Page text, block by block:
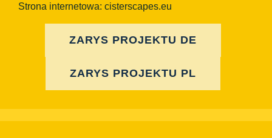
Strona internetowa: cisterscapes.eu
ZARYS PROJEKTU DE
ZARYS PROJEKTU PL